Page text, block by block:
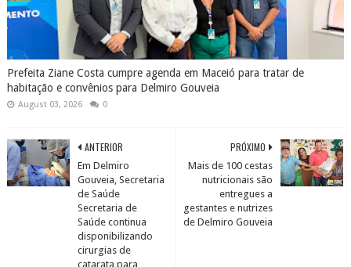
Prefeita Ziane Costa cumpre agenda em Maceió para tratar de
habitação e convênios para Delmiro Gouveia
August 03, 2026 0
PRÓXIMO
Mais de 100 cestas
nutricionais são
entregues a
gestantes e nutrizes
de Delmiro Gouveia
ANTERIOR
Em Delmiro
Gouveia, Secretaria
de Saúde
Secretaria de
Saúde continua
disponibilizando
cirurgias de
catarata para